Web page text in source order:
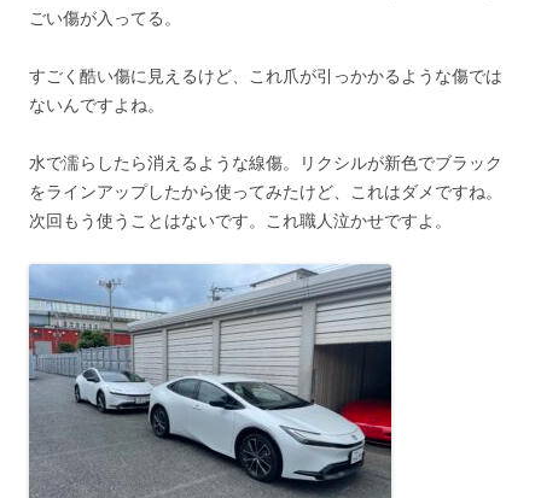
ごい傷が入ってる。
すごく酷い傷に見えるけど、これ爪が引っかかるような傷では
ないんですよね。
水で濡らしたら消えるような線傷。リクシルが新色でブラック
をラインアップしたから使ってみたけど、これはダメですね。
次回もう使うことはないです。これ職人泣かせですよ。